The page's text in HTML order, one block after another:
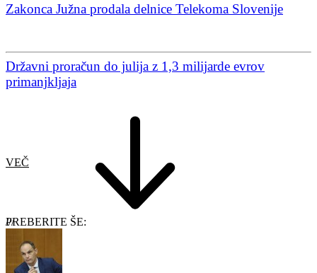
Zakonca Južna prodala delnice Telekoma Slovenije
Državni proračun do julija z 1,3 milijarde evrov
primanjkljaja
VEČ
PREBERITE ŠE: